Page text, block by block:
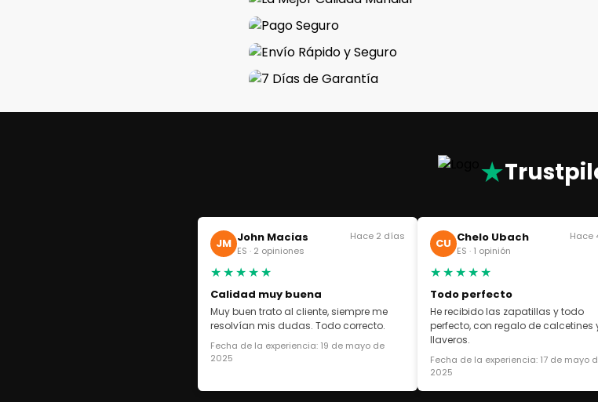
★
JM John Macias
ES · 2 opiniones
Hace 2 días
★★★★★
Calidad muy buena
Muy buen trato al cliente, siempre me
resolvían mis dudas. Todo correcto.
Fecha de la experiencia: 19 de mayo de
2025
CU Chelo Ubach
ES · 1 opinión
Hace
★★★★★
Todo perfecto
He recibido las zapatillas y todo
perfecto, con regalo de calcetines
llaveros.
Fecha de la experiencia: 17 de mayo
2025